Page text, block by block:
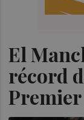
El
récord
Premier